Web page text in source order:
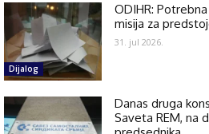
Dijalog
ODIHR:
misija za
31. jul 2026.
Danas druga
Saveta REM, na